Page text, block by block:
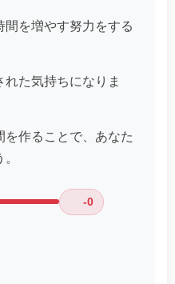
間を増やす努力をする
た気持ちになりま
作ることで、あなた
-0